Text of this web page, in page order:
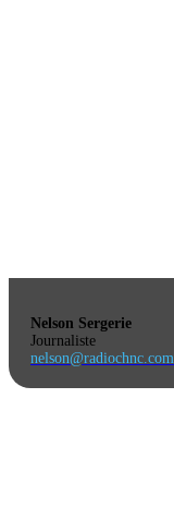
Nelson Sergerie
Journaliste
nelson@radiochnc.com